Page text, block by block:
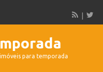
para temporada